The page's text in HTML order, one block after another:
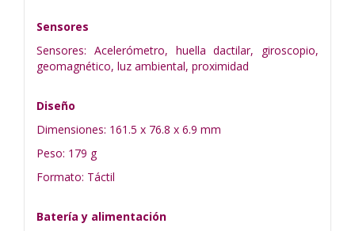
Sensores
Sensores: Acelerómetro, huella dactilar, giroscopio,
geomagnético, luz ambiental, proximidad
Diseño
Dimensiones: 161.5 x 76.8 x 6.9 mm
Peso: 179 g
Formato: Táctil
Batería y alimentación